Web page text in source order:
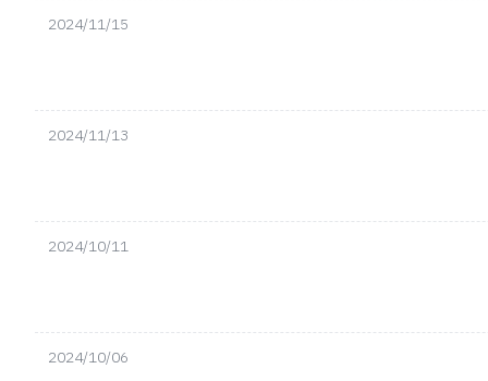
2024/11/15
2024/11/13
2024/10/11
2024/10/06